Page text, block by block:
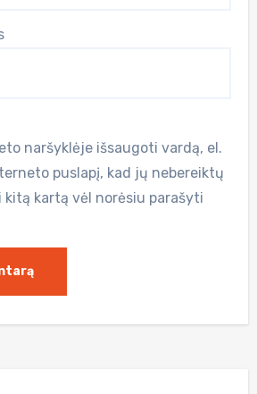
naršyklėje išsaugoti vardą, el.
puslapį, kad jų nebereiktų
kitą kartą vėl norėsiu parašyti